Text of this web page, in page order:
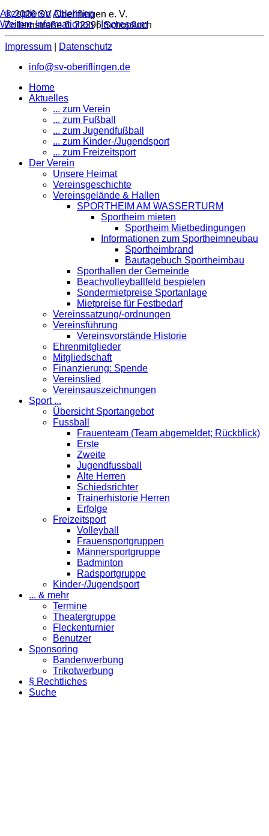
© 2026 SV Oberiflingen e. V.
Zollernstraße 6, 72296 Schopfloch
Impressum
Datenschutz
info@sv-oberiflingen.de
Home
Aktuelles
... zum Verein
... zum Fußball
... zum Jugendfußball
... zum Kinder-/Jugendsport
... zum Freizeitsport
Der Verein
Unsere Heimat
Vereinsgeschichte
Vereinsgelände & Hallen
SPORTHEIM AM WASSERTURM
Sportheim mieten
Sportheim Mietbedingungen
Informationen zum Sportheimneubau
Sportheimbrand
Bautagebuch Sportheimbau
Sporthallen der Gemeinde
Beachvolleyballfeld bespielen
Sondermietpreise Sportanlage
Mietpreise für Festbedarf
Vereinssatzung/-ordnungen
Vereinsführung
Vereinsvorstände Historie
Ehrenmitglieder
Mitgliedschaft
Finanzierung: Spende
Vereinslied
Vereinsauszeichnungen
Sport ...
Übersicht Sportangebot
Fussball
Frauenteam (Team abgemeldet; Rückblick)
Erste
Zweite
Jugendfussball
Alte Herren
Schiedsrichter
Trainerhistorie Herren
Erfolge
Freizeitsport
Volleyball
Frauensportgruppen
Männersportgruppe
Badminton
Radsportgruppe
Kinder-/Jugendsport
... & mehr
Termine
Theatergruppe
Fleckenturnier
Benutzer
Sponsoring
Bandenwerbung
Trikotwerbung
§ Rechtliches
Suche
AkzeptierenAblehnen
Weitere Informationen|Impressum